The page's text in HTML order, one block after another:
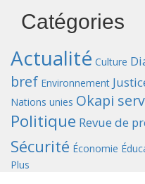
Catégories
Actualité Culture
bref Environnement
Nations unies Okapi
Politique Revue de
Sécurité Économie
Plus